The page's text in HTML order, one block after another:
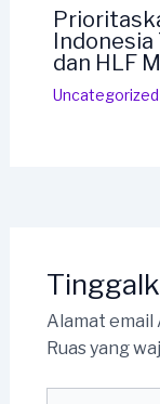
Indonesia
dan HLF
Uncategorized
Alamat email
Ruas yang